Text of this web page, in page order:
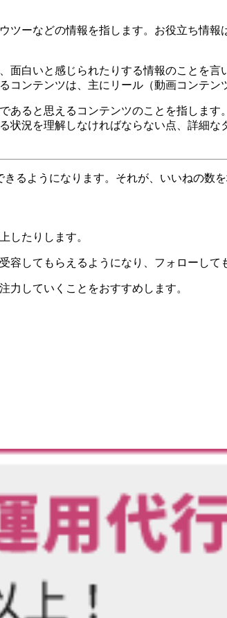
ーなどの情報を指します。お役立ち情報
白いと感じられたりする情報のことを言
ンテンツは、主にリール（動画コンテン
ると思えるコンテンツのことを指します
況を理解しなければならない点、詳細な
るようになります。それが、いいねの数
したりします。
してもらえるようになり、フォローして
力していくことをおすすめします。